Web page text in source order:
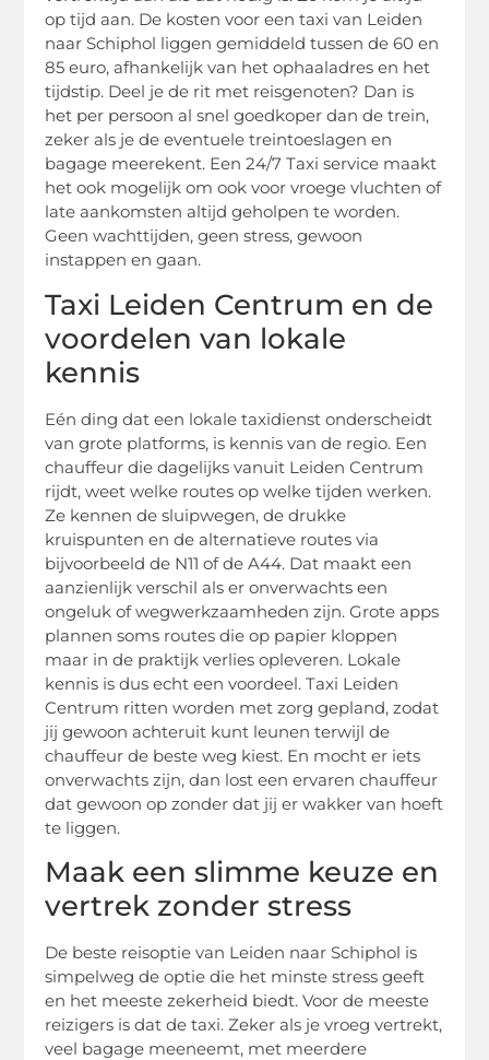
op tijd aan. De kosten voor een taxi van Leiden
naar Schiphol liggen gemiddeld tussen de 60 en
85 euro, afhankelijk van het ophaaladres en het
tijdstip. Deel je de rit met reisgenoten? Dan is
het per persoon al snel goedkoper dan de trein,
zeker als je de eventuele treintoeslagen en
bagage meerekent. Een 24/7 Taxi service maakt
het ook mogelijk om ook voor vroege vluchten of
late aankomsten altijd geholpen te worden.
Geen wachttijden, geen stress, gewoon
instappen en gaan.
Taxi Leiden Centrum en de
voordelen van lokale
kennis
Eén ding dat een lokale taxidienst onderscheidt
van grote platforms, is kennis van de regio. Een
chauffeur die dagelijks vanuit Leiden Centrum
rijdt, weet welke routes op welke tijden werken.
Ze kennen de sluipwegen, de drukke
kruispunten en de alternatieve routes via
bijvoorbeeld de N11 of de A44. Dat maakt een
aanzienlijk verschil als er onverwachts een
ongeluk of wegwerkzaamheden zijn. Grote apps
plannen soms routes die op papier kloppen
maar in de praktijk verlies opleveren. Lokale
kennis is dus echt een voordeel. Taxi Leiden
Centrum ritten worden met zorg gepland, zodat
jij gewoon achteruit kunt leunen terwijl de
chauffeur de beste weg kiest. En mocht er iets
onverwachts zijn, dan lost een ervaren chauffeur
dat gewoon op zonder dat jij er wakker van hoeft
te liggen.
Maak een slimme keuze en
vertrek zonder stress
De beste reisoptie van Leiden naar Schiphol is
simpelweg de optie die het minste stress geeft
en het meeste zekerheid biedt. Voor de meeste
reizigers is dat de taxi. Zeker als je vroeg vertrekt,
veel bagage meeneemt, met meerdere